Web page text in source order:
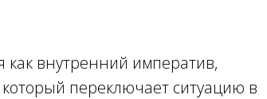
как внутренний императив,
переключает ситуацию в